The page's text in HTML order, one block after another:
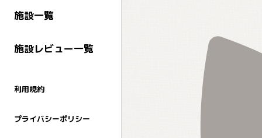
施設一覧
施設レビュー一覧
利用規約
プライバシーポリシー